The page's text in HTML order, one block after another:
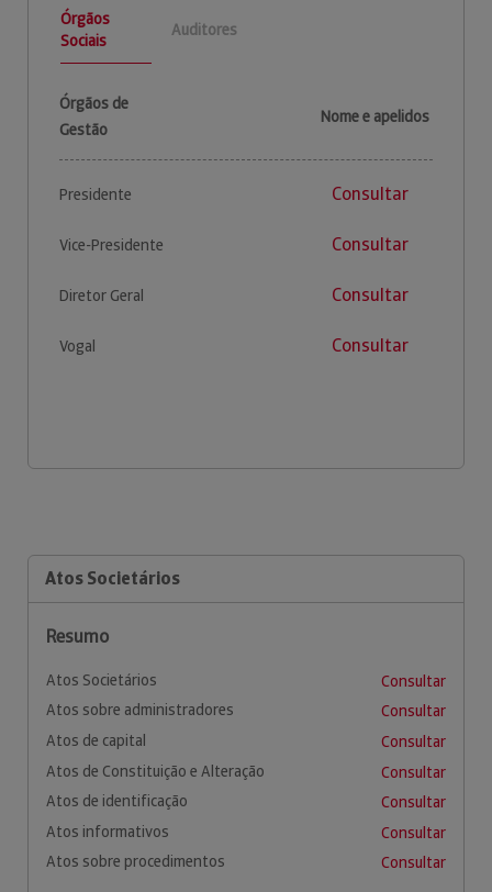
Órgãos
Sociais
Auditores
Órgãos de
Gestão
Nome e apelidos
Presidente Consultar
Vice-Presidente Consultar
Diretor Geral Consultar
Vogal Consultar
Atos Societários
Resumo
Atos Societários
Consultar
Atos sobre administradores
Consultar
Atos de capital
Consultar
Atos de Constituição e Alteração
Consultar
Atos de identificação
Consultar
Atos informativos
Consultar
Atos sobre procedimentos
Consultar